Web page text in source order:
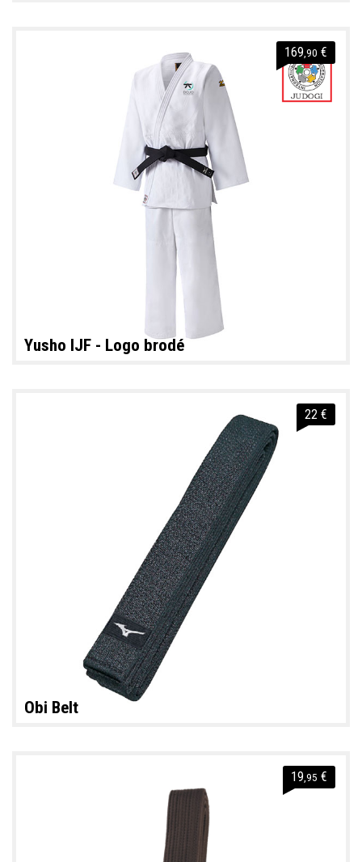
169 ,90 €
Yusho IJF - Logo brodé
22 €
Obi Belt
19 ,95 €